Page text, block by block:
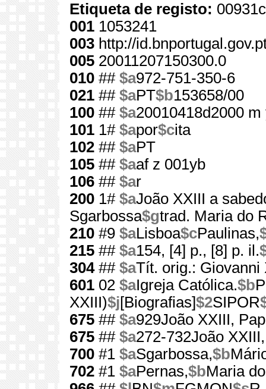
Etiqueta de registo:
001 1053241
003 http://
005 20011207150300.0
010 ## $a972-751-350-6
021 ## $aPT$b153658/00
100 ## $a20010418d2000
101 1# $apor$cita
102 ## $aPT
105 ## $aaf z 001yb
106 ## $ar
200 1# $aJoão XXIII a
Sgarbossa$gtrad. Maria do
210 #9 $aLisboa$cPaulinas,
215 ## $a154, [4] p., [8] p. il.
304## $aTít. orig.: Giovanni
601 02 $aIgreja Católica.$b
XXIII)$j[Biografias]$2SIPOR
675 ## $a929João XXIII,
675 ## $a272-732João
700 #1 $aSgarbossa,$b
702 #1 $aPernas,$bMaria